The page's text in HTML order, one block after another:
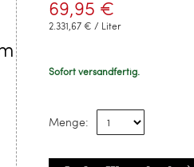
69,95 €
2.331,67 € / Liter
Sofort versandfertig.
Menge: